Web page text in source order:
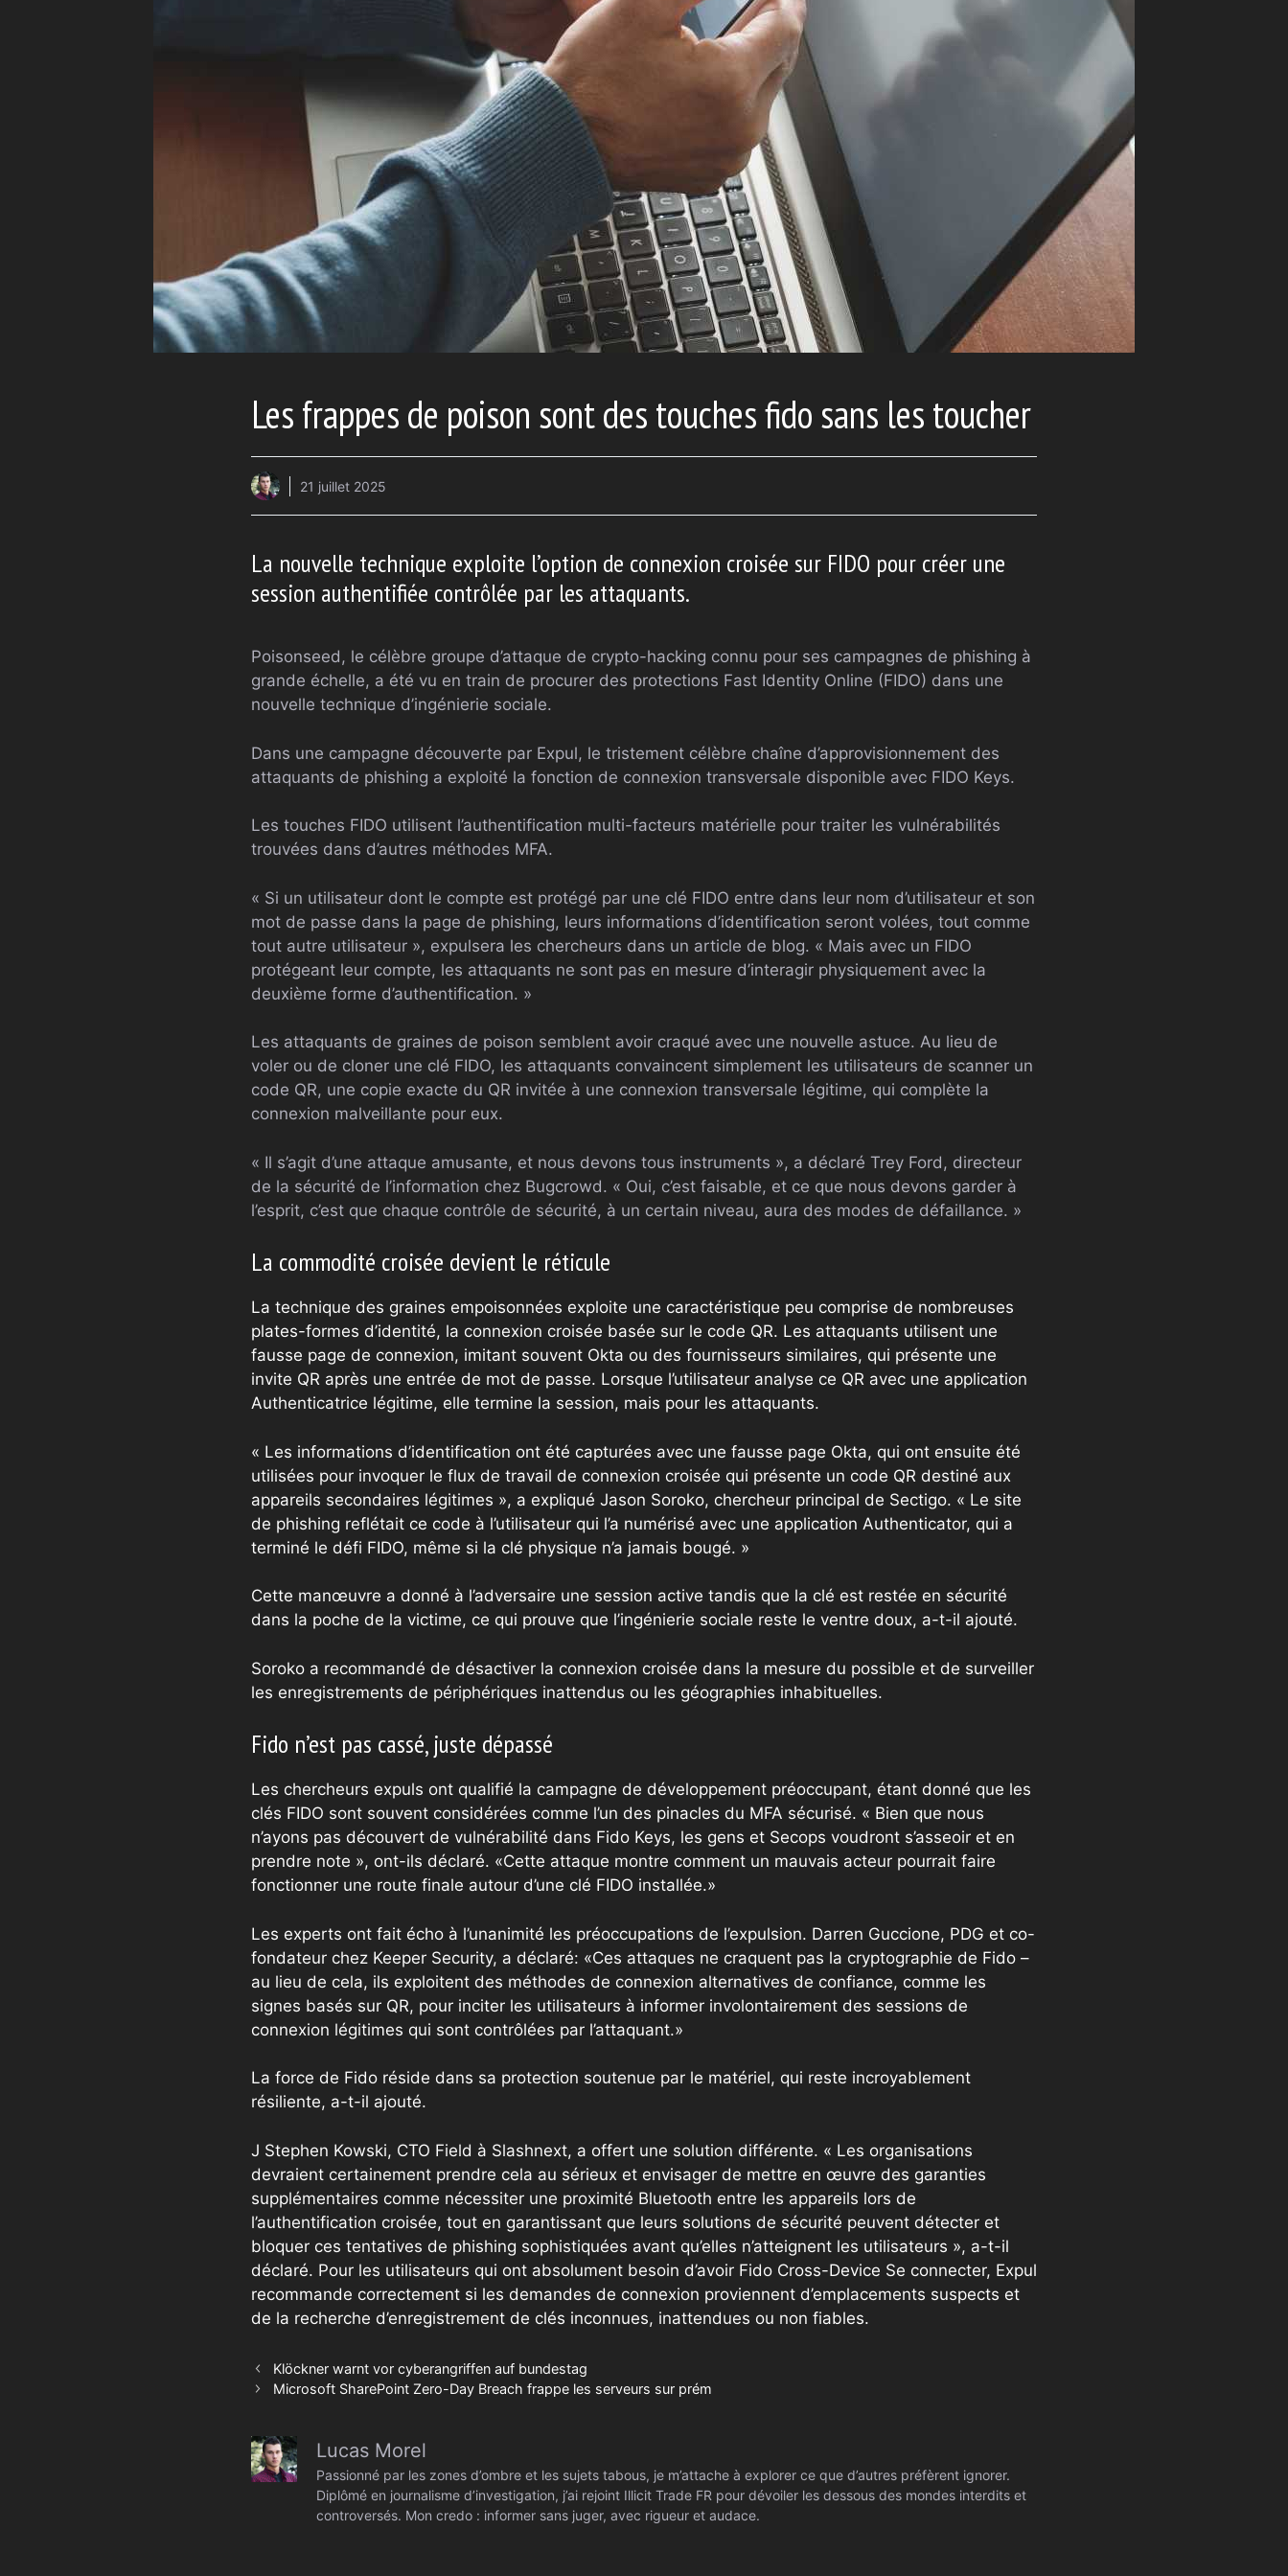
Les frappes de poison sont des touches fido sans les toucher
21 juillet 2025
La nouvelle technique exploite l’option de connexion croisée sur FIDO pour créer une
session authentifiée contrôlée par les attaquants.
Poisonseed, le célèbre groupe d’attaque de crypto-hacking connu pour ses campagnes de phishing à
grande échelle, a été vu en train de procurer des protections Fast Identity Online (FIDO) dans une
nouvelle technique d’ingénierie sociale.
Dans une campagne découverte par Expul, le tristement célèbre chaîne d’approvisionnement des
attaquants de phishing a exploité la fonction de connexion transversale disponible avec FIDO Keys.
Les touches FIDO utilisent l’authentification multi-facteurs matérielle pour traiter les vulnérabilités
trouvées dans d’autres méthodes MFA.
« Si un utilisateur dont le compte est protégé par une clé FIDO entre dans leur nom d’utilisateur et son
mot de passe dans la page de phishing, leurs informations d’identification seront volées, tout comme
tout autre utilisateur », expulsera les chercheurs dans un article de blog. « Mais avec un FIDO
protégeant leur compte, les attaquants ne sont pas en mesure d’interagir physiquement avec la
deuxième forme d’authentification. »
Les attaquants de graines de poison semblent avoir craqué avec une nouvelle astuce. Au lieu de
voler ou de cloner une clé FIDO, les attaquants convaincent simplement les utilisateurs de scanner un
code QR, une copie exacte du QR invitée à une connexion transversale légitime, qui complète la
connexion malveillante pour eux.
« Il s’agit d’une attaque amusante, et nous devons tous instruments », a déclaré Trey Ford, directeur
de la sécurité de l’information chez Bugcrowd. « Oui, c’est faisable, et ce que nous devons garder à
l’esprit, c’est que chaque contrôle de sécurité, à un certain niveau, aura des modes de défaillance. »
La commodité croisée devient le réticule
La technique des graines empoisonnées exploite une caractéristique peu comprise de nombreuses
plates-formes d’identité, la connexion croisée basée sur le code QR. Les attaquants utilisent une
fausse page de connexion, imitant souvent Okta ou des fournisseurs similaires, qui présente une
invite QR après une entrée de mot de passe. Lorsque l’utilisateur analyse ce QR avec une application
Authenticatrice légitime, elle termine la session, mais pour les attaquants.
« Les informations d’identification ont été capturées avec une fausse page Okta, qui ont ensuite été
utilisées pour invoquer le flux de travail de connexion croisée qui présente un code QR destiné aux
appareils secondaires légitimes », a expliqué Jason Soroko, chercheur principal de Sectigo. « Le site
de phishing reflétait ce code à l’utilisateur qui l’a numérisé avec une application Authenticator, qui a
terminé le défi FIDO, même si la clé physique n’a jamais bougé. »
Cette manœuvre a donné à l’adversaire une session active tandis que la clé est restée en sécurité
dans la poche de la victime, ce qui prouve que l’ingénierie sociale reste le ventre doux, a-t-il ajouté.
Soroko a recommandé de désactiver la connexion croisée dans la mesure du possible et de surveiller
les enregistrements de périphériques inattendus ou les géographies inhabituelles.
Fido n’est pas cassé, juste dépassé
Les chercheurs expuls ont qualifié la campagne de développement préoccupant, étant donné que les
clés FIDO sont souvent considérées comme l’un des pinacles du MFA sécurisé. « Bien que nous
n’ayons pas découvert de vulnérabilité dans Fido Keys, les gens et Secops voudront s’asseoir et en
prendre note », ont-ils déclaré. «Cette attaque montre comment un mauvais acteur pourrait faire
fonctionner une route finale autour d’une clé FIDO installée.»
Les experts ont fait écho à l’unanimité les préoccupations de l’expulsion. Darren Guccione, PDG et co-
fondateur chez Keeper Security, a déclaré: «Ces attaques ne craquent pas la cryptographie de Fido –
au lieu de cela, ils exploitent des méthodes de connexion alternatives de confiance, comme les
signes basés sur QR, pour inciter les utilisateurs à informer involontairement des sessions de
connexion légitimes qui sont contrôlées par l’attaquant.»
La force de Fido réside dans sa protection soutenue par le matériel, qui reste incroyablement
résiliente, a-t-il ajouté.
J Stephen Kowski, CTO Field à Slashnext, a offert une solution différente. « Les organisations
devraient certainement prendre cela au sérieux et envisager de mettre en œuvre des garanties
supplémentaires comme nécessiter une proximité Bluetooth entre les appareils lors de
l’authentification croisée, tout en garantissant que leurs solutions de sécurité peuvent détecter et
bloquer ces tentatives de phishing sophistiquées avant qu’elles n’atteignent les utilisateurs », a-t-il
déclaré. Pour les utilisateurs qui ont absolument besoin d’avoir Fido Cross-Device Se connecter, Expul
recommande correctement si les demandes de connexion proviennent d’emplacements suspects et
de la recherche d’enregistrement de clés inconnues, inattendues ou non fiables.
Klöckner warnt vor cyberangriffen auf bundestag
Microsoft SharePoint Zero-Day Breach frappe les serveurs sur prém
Lucas Morel
Passionné par les zones d’ombre et les sujets tabous, je m’attache à explorer ce que d’autres préfèrent ignorer.
Diplômé en journalisme d’investigation, j’ai rejoint Illicit Trade FR pour dévoiler les dessous des mondes interdits et
controversés. Mon credo : informer sans juger, avec rigueur et audace.